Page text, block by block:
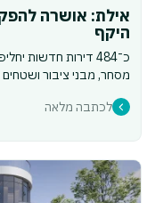
אילת: אושרה
היקף
מסחר, מבני ציבור ושטחים
לכתבה מלאה